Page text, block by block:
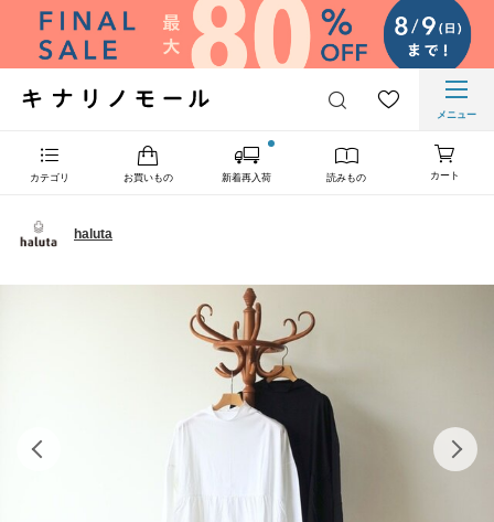
メニュー
カテゴリ お買いもの 新着再入荷 読みもの カート
haluta